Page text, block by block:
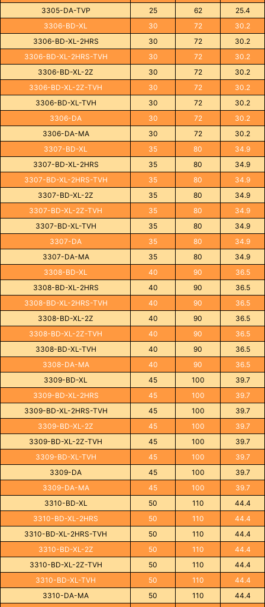
3305-DA-TVP
25 62
25.4
3306-BD-XL
30 72
30.2
3306-BD-XL-2HRS
30 72
30.2
3306-BD-XL-2HRS-TVH
30 72
30.2
3306-BD-XL-2Z
30 72
30.2
3306-BD-XL-2Z-TVH
30 72
30.2
3306-BD-XL-TVH
30 72
30.2
3306-DA
30 72
30.2
3306-DA-MA
30 72
30.2
3307-BD-XL
35 80
34.9
3307-BD-XL-2HRS
35 80
34.9
3307-BD-XL-2HRS-TVH
35 80
34.9
3307-BD-XL-2Z
35 80
34.9
3307-BD-XL-2Z-TVH
35 80
34.9
3307-BD-XL-TVH
35 80
34.9
3307-DA
35 80
34.9
3307-DA-MA
35 80
34.9
3308-BD-XL
40 90
36.5
3308-BD-XL-2HRS
40 90
36.5
3308-BD-XL-2HRS-TVH
40 90
36.5
3308-BD-XL-2Z
40 90
36.5
3308-BD-XL-2Z-TVH
40 90
36.5
3308-BD-XL-TVH
40 90
36.5
3308-DA-MA
40 90
36.5
3309-BD-XL
45 100
39.7
3309-BD-XL-2HRS
45 100
39.7
3309-BD-XL-2HRS-TVH
45 100
39.7
3309-BD-XL-2Z
45 100
39.7
3309-BD-XL-2Z-TVH
45 100
39.7
3309-BD-XL-TVH
45 100
39.7
3309-DA
45 100
39.7
3309-DA-MA
45 100
39.7
3310-BD-XL
50 110
44.4
3310-BD-XL-2HRS
50 110
44.4
3310-BD-XL-2HRS-TVH
50 110
44.4
3310-BD-XL-2Z
50 110
44.4
3310-BD-XL-2Z-TVH
50 110
44.4
3310-BD-XL-TVH
50 110
44.4
3310-DA-MA
50 110
44.4